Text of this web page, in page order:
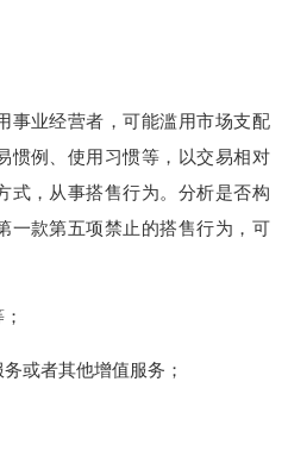
业经营者，可能滥用市场支配
惯例、使用习惯等，以交易相对
式，从事搭售行为。分析是否构
一款第五项禁止的搭售行为，可
或者其他增值服务；